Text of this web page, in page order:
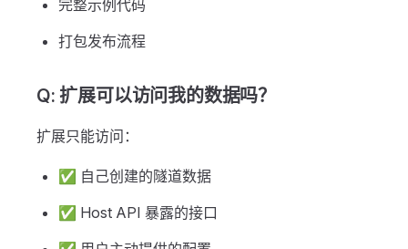
完整示例代码
打包发布流程
Q: 扩展可以访问我的数据吗？
扩展只能访问：
✅ 自己创建的隧道数据
✅ Host API 暴露的接口